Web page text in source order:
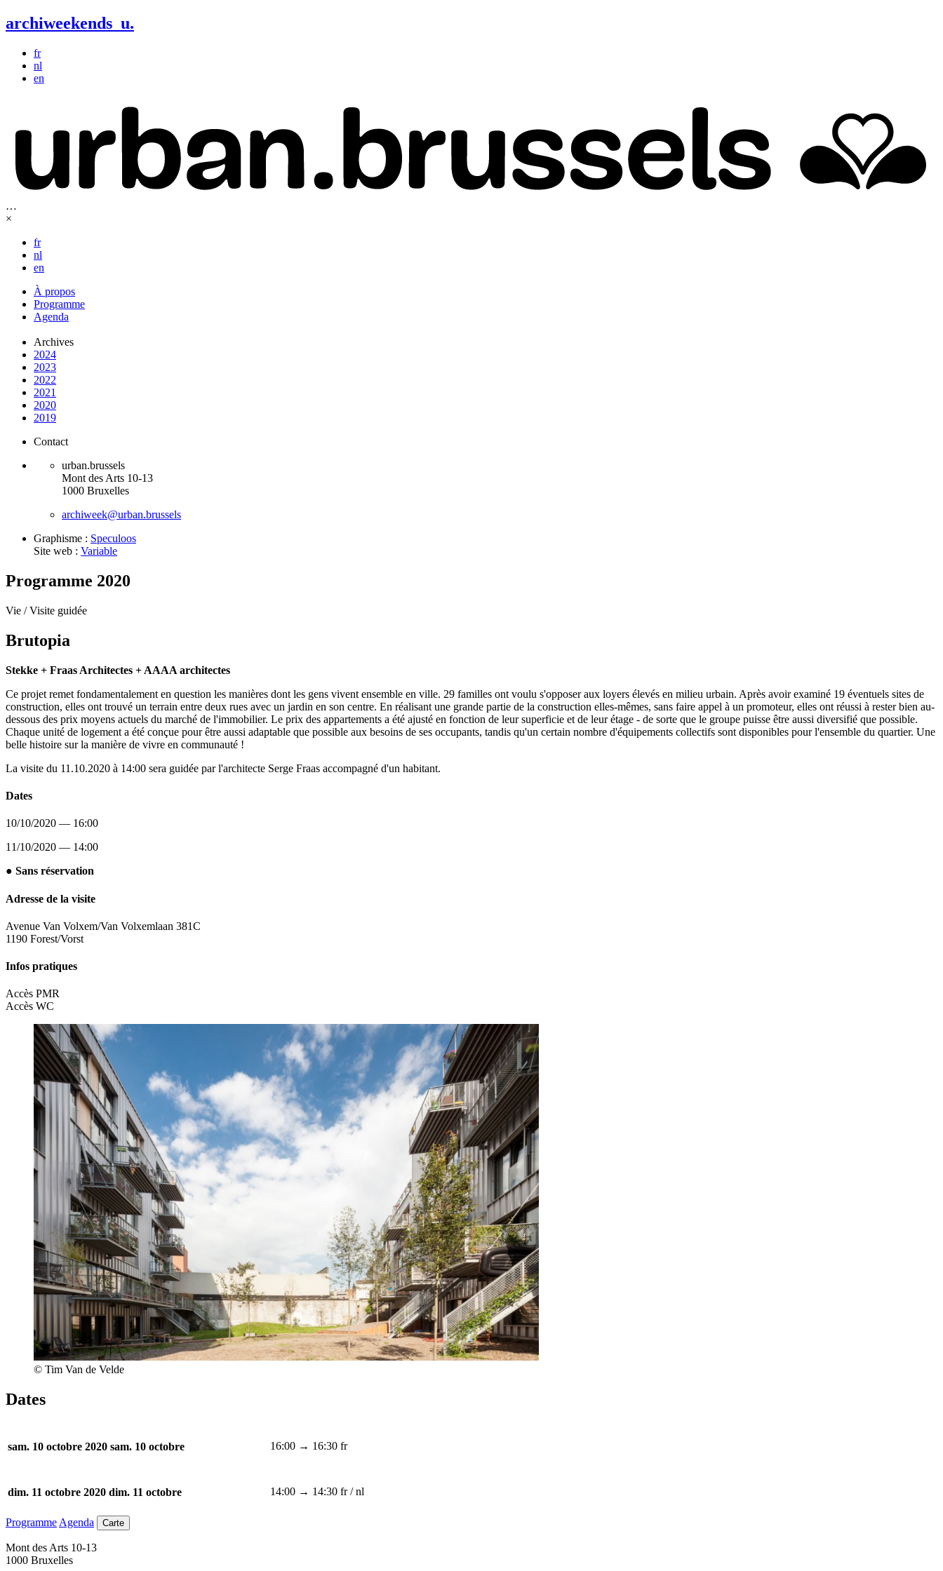
archiweekends u.
fr
nl
en
…
×
fr
nl
en
À propos
Programme
Agenda
Archives
2024
2023
2022
2021
2020
2019
Contact
urban.brussels
Mont des Arts 10-13
1000 Bruxelles
archiweek@urban.brussels
Graphisme : Speculoos
Site web : Variable
Programme 2020
Vie /Visite guidée
Brutopia
Stekke + Fraas Architectes + AAAA architectes
Ce projet remet fondamentalement en question les manières dont les gens vivent ensemble en ville. 29 familles ont voulu s'opposer aux loyers élevés en milieu urbain. Après avoir examiné 19 éventuels sites de
construction, elles ont trouvé un terrain entre deux rues avec un jardin en son centre. En réalisant une grande partie de la construction elles-mêmes, sans faire appel à un promoteur, elles ont réussi à rester bien au-
dessous des prix moyens actuels du marché de l'immobilier. Le prix des appartements a été ajusté en fonction de leur superficie et de leur étage - de sorte que le groupe puisse être aussi diversifié que possible.
Chaque unité de logement a été conçue pour être aussi adaptable que possible aux besoins de ses occupants, tandis qu'un certain nombre d'équipements collectifs sont disponibles pour l'ensemble du quartier. Une
belle histoire sur la manière de vivre en communauté !
La visite du 11.10.2020 à 14:00 sera guidée par l'architecte Serge Fraas accompagné d'un habitant.
Dates
10/10/2020 — 16:00
11/10/2020 — 14:00
● Sans réservation
Adresse de la visite
Avenue Van Volxem/Van Volxemlaan 381C
1190 Forest/Vorst
Infos pratiques
Accès PMR
Accès WC
© Tim Van de Velde
Dates
sam. 10 octobre 2020 sam. 10 octobre 16:00 → 16:30 fr
dim. 11 octobre 2020 dim. 11 octobre 14:00 → 14:30 fr / nl
Programme Agenda Carte
Mont des Arts 10-13
1000 Bruxelles